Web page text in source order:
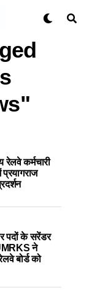
कर्मचारी
पदों के सरेंडर
ने
बोर्ड को